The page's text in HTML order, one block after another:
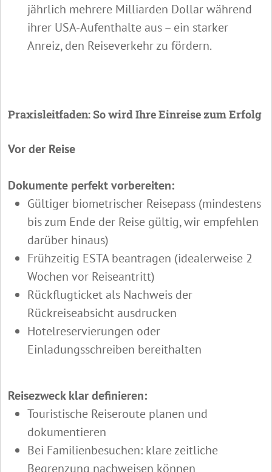
jährlich mehrere Milliarden Dollar während
ihrer USA-Aufenthalte aus – ein starker
Anreiz, den Reiseverkehr zu fördern.
Praxisleitfaden: So wird Ihre Einreise zum Erfolg
Vor der Reise
Dokumente perfekt vorbereiten:
Gültiger biometrischer Reisepass (mindestens
bis zum Ende der Reise gültig, wir empfehlen
darüber hinaus)
Frühzeitig ESTA beantragen (idealerweise 2
Wochen vor Reiseantritt)
Rückflugticket als Nachweis der
Rückreiseabsicht ausdrucken
Hotelreservierungen oder
Einladungsschreiben bereithalten
Reisezweck klar definieren:
Touristische Reiseroute planen und
dokumentieren
Bei Familienbesuchen: klare zeitliche
Begrenzung nachweisen können